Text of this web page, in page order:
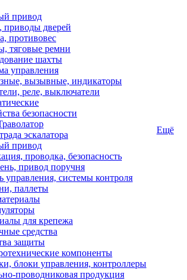
привод
приводы дверей
противовес
тяговые ремни
шахты
управления
вызывные, индикаторы
реле, выключатели
безопасности
эскалатора
привод
проводка, безопасность
привод поручня
управления, системы контроля
паллеты
для крепежа
средства
защиты
компоненты
блоки управления, контроллеры
проводниковая продукция
Ещё